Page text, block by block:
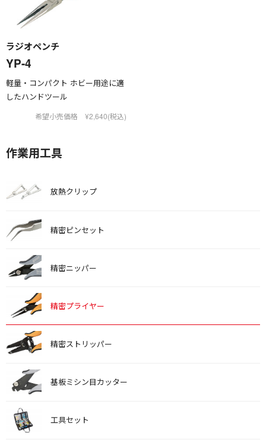
ラジオペンチ
YP-4
軽量・コンパクト ホビー用途に適
したハンドツール
希望小売価格 ¥2,640(税込)
作業用工具
放熱クリップ
精密ピンセット
精密ニッパー
精密プライヤー
精密ストリッパー
基板ミシン目カッター
工具セット